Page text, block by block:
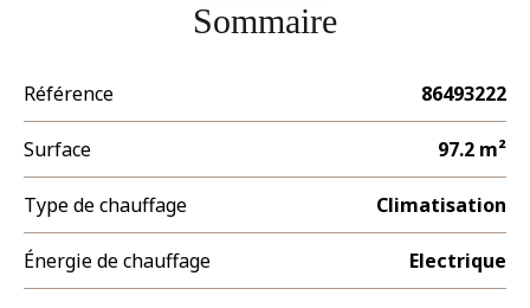
Sommaire
Référence 86493222
Surface 97.2 m²
Type de chauffage Climatisation
Énergie de chauffage Electrique